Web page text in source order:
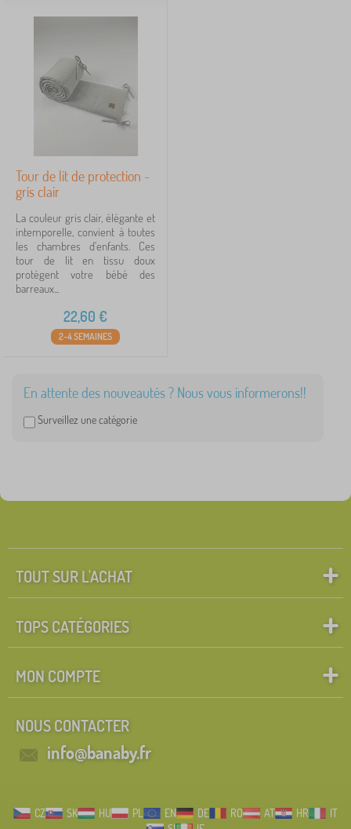
Tour de lit de protection -
gris clair
La couleur gris clair, élégante et
intemporelle, convient à toutes
les chambres d'enfants. Ces
tour de lit en tissu doux
protègent votre bébé des
barreaux...
22,60 €
2-4 SEMAINES
En attente des nouveautés ? Nous vous informerons!!
Surveillez une catégorie
TOUT SUR L'ACHAT
TOPS CATÉGORIES
MON COMPTE
NOUS CONTACTER
info@banaby.fr
CZ SK HU PL EN DE RO AT HR
IT